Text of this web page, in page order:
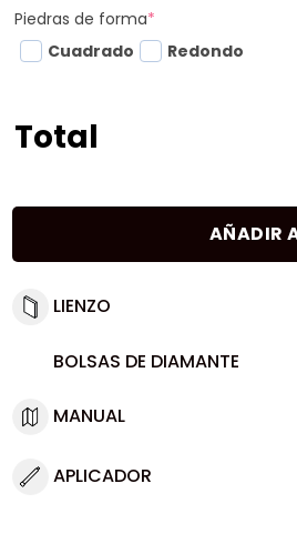
Piedras de forma*
Cuadrado
Redondo
Total
AÑADIR
LIENZO
BOLSAS DE DIAMANTE
MANUAL
APLICADOR